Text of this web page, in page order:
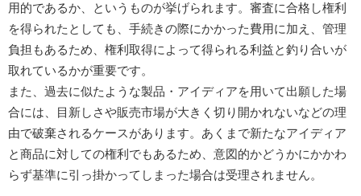
用的であるか、というものが挙げられます。審査に合格し権利
を得られたとしても、手続きの際にかかった費用に加え、管理
負担もあるため、権利取得によって得られる利益と釣り合いが
取れているかが重要です。
また、過去に似たような製品・アイディアを用いて出願した場
合には、目新しさや販売市場が大きく切り開かれないなどの理
由で破棄されるケースがあります。あくまで新たなアイディア
と商品に対しての権利でもあるため、意図的かどうかにかかわ
らず基準に引っ掛かってしまった場合は受理されません。